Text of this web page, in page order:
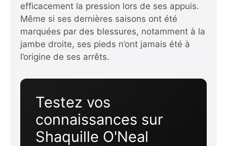
efficacement la pression lors de ses appuis.
Même si ses dernières saisons ont été
marquées par des blessures, notamment à la
jambe droite, ses pieds n’ont jamais été à
l’origine de ses arrêts.
Testez vos
connaissances sur
Shaquille O'Neal